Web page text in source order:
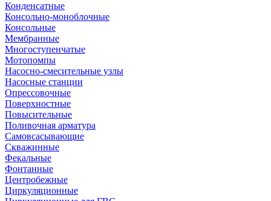
Конденсатные
Консольно-моноблочные
Консольные
Мембранные
Многоступенчатые
Мотопомпы
Насосно-смесительные узлы
Насосные станции
Опрессовочные
Поверхностные
Повысительные
Поливочная арматура
Самовсасывающие
Скважинные
Фекальные
Фонтанные
Центробежные
Циркуляционные